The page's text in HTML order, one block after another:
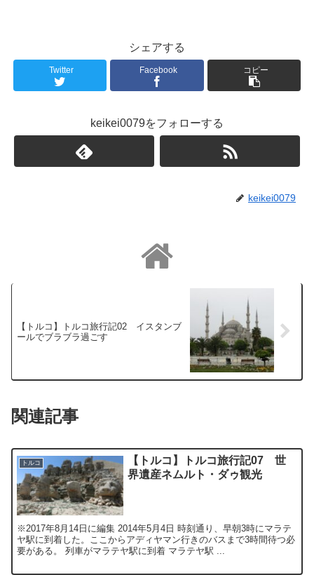
シェアする
Twitter Facebook コピー
keikei0079をフォローする
keikei0079
【トルコ】トルコ旅行記02 イスタンブ
ールでブラブラ過ごす
関連記事
トルコ
【トルコ】トルコ旅行記07 世
界遺産ネムルト・ダゥ観光
※2017年8月14日に編集 2014年5月4日 時刻通り、早朝3時にマラテ
ヤ駅に到着した。ここからアディヤマン行きのバスまで3時間待つ必
要がある。 列車がマラテヤ駅に到着 マラテヤ駅 ...